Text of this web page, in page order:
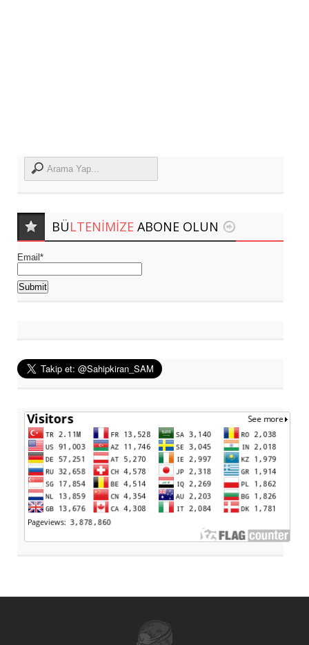
BÜLTENIMIZE ABONE OLUN
Email*